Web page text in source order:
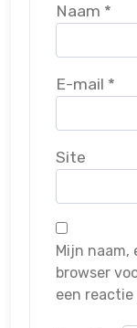
Naam *
E-mail *
Site
Mijn naam,
browser
een reactie